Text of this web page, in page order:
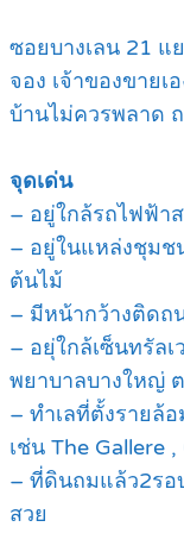
ซอยบางเลน 21 แ
จอง เจ้าของขาย
บ้านไม่ควรพลาด
จุดเด่น
– อยู่ใกล้รถไฟฟ้า
– อยู่ในแหล่งชุมช
ต้นไม้
– มีหน้ากว้างติดถ
– อยุ่ใกล้เซ็นทรัลเ
พยาบาลบางใหญ่
– ทำเลที่ตั้งรายล้
เช่น The Gallere
– ที่ดินถมแล้ว2รอ
สวย